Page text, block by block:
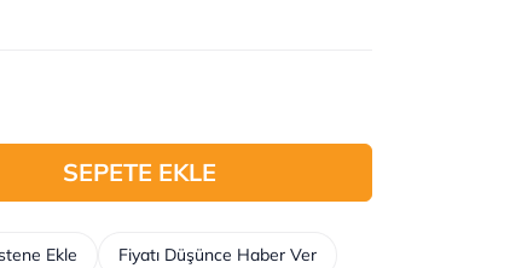
SEPETE EKLE
Ekle Fiyatı Düşünce Haber Ver